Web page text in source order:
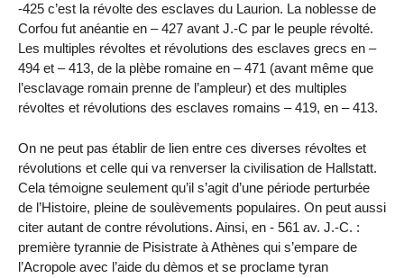
-425 c’est la révolte des esclaves du Laurion. La noblesse de
Corfou fut anéantie en – 427 avant J.-C par le peuple révolté.
Les multiples révoltes et révolutions des esclaves grecs en –
494 et – 413, de la plèbe romaine en – 471 (avant même que
l’esclavage romain prenne de l’ampleur) et des multiples
révoltes et révolutions des esclaves romains – 419, en – 413.
On ne peut pas établir de lien entre ces diverses révoltes et
révolutions et celle qui va renverser la civilisation de Hallstatt.
Cela témoigne seulement qu’il s’agit d’une période perturbée
de l’Histoire, pleine de soulèvements populaires. On peut aussi
citer autant de contre révolutions. Ainsi, en - 561 av. J.-C. :
première tyrannie de Pisistrate à Athènes qui s’empare de
l’Acropole avec l’aide du dèmos et se proclame tyran